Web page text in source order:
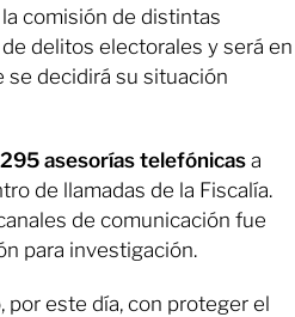
comisión de distintas
delitos electorales y será en
se decidirá su situación
asesorías telefónicas a
de llamadas de la Fiscalía.
de comunicación fue
para investigación.
por este día, con proteger el